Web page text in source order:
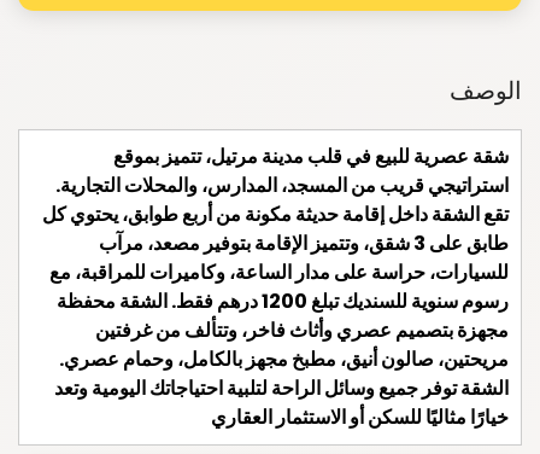
الوصف
شقة عصرية للبيع في قلب مدينة مرتيل، تتميز بموقع
استراتيجي قريب من المسجد، المدارس، والمحلات التجارية.
تقع الشقة داخل إقامة حديثة مكونة من أربع طوابق، يحتوي كل
طابق على 3 شقق، وتتميز الإقامة بتوفير مصعد، مرآب
للسيارات، حراسة على مدار الساعة، وكاميرات للمراقبة، مع
رسوم سنوية للسنديك تبلغ 1200 درهم فقط. الشقة محفظة
مجهزة بتصميم عصري وأثاث فاخر، وتتألف من غرفتين
مريحتين، صالون أنيق، مطبخ مجهز بالكامل، وحمام عصري.
الشقة توفر جميع وسائل الراحة لتلبية احتياجاتك اليومية وتعد
خيارًا مثاليًا للسكن أو الاستثمار العقاري